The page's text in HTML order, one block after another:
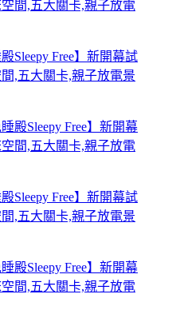
Sleepy Free】新開幕試
,五大關卡,親子放電景
Sleepy Free】新開幕試
,五大關卡,親子放電景